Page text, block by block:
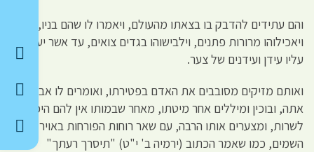
והם עתידים להדבק בו בצאתו מהעולם, ויאמרו לו שהם בניו,
ויאכילוהו מרורות פתנים, וילבישוהו בגדים צואים, עד אשר יעבור
עליו עידן ועידנים של צער.
ואותם מזיקים מסובבים את האדם בפטירתו, ואומרים לו אבינו
אתה, ובוכין ומיללים אחר מיטתו, מאחר שבמותו אין להם היכן
לשרות, ומצערים אותו הרבה, עם שאר רוחות הפורחות באויר
השמים, כמו שאמר הכתוב (ירמיה ב' י"ט) "תיסרך רעתך"